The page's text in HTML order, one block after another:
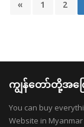
« 1 2
ကျွန်တော်တို့အကြ
You can buy
Website in Myanmar